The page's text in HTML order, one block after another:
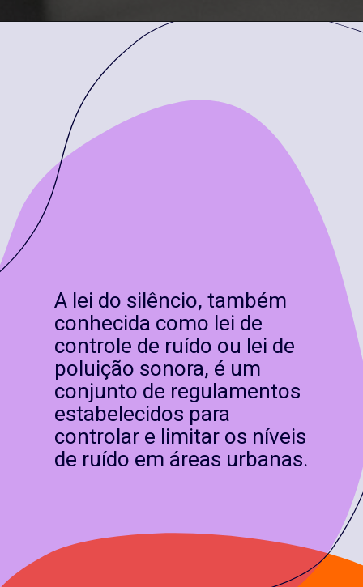
A lei do silêncio, também
conhecida como lei de
controle de ruído ou lei de
poluição sonora, é um
conjunto de regulamentos
estabelecidos para
controlar e limitar os níveis
de ruído em áreas urbanas.